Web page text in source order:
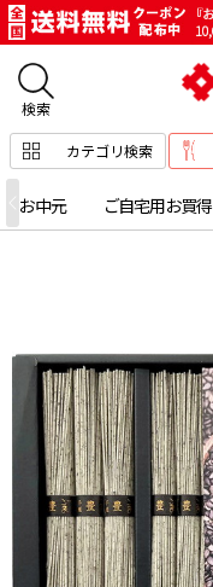
カテゴリ検索
お中元 ご自宅用お買得